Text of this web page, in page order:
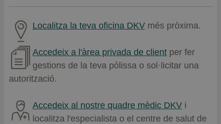
Localitza la teva oficina DKV més pròxima.
Accedeix a l'àrea privada de client per fer
gestions de la teva pòlissa o sol·licitar una
autorització.
Accedeix al nostre quadre mèdic DKV i
localitza l'especialista o el centre de salut de